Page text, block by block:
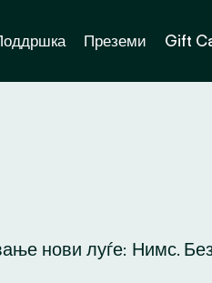
Преземи Gift
нови луѓе: Нимс.